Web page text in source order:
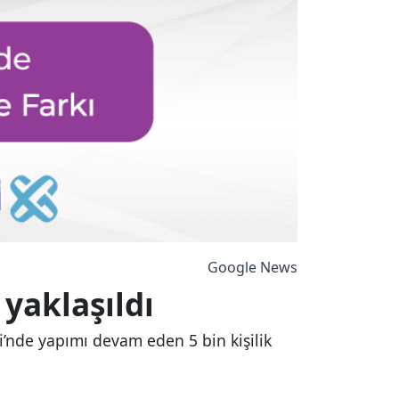
Google News
yapımı devam eden 5 bin kişilik